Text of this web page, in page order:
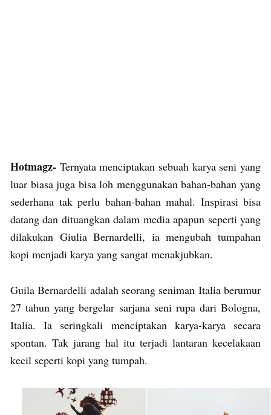
Hotmagz- Ternyata menciptakan sebuah karya seni yang
luar biasa juga bisa loh menggunakan bahan-bahan yang
sederhana tak perlu bahan-bahan mahal. Inspirasi bisa
datang dan dituangkan dalam media apapun seperti yang
dilakukan Giulia Bernardelli, ia mengubah tumpahan
kopi menjadi karya yang sangat menakjubkan.
Guila Bernardelli adalah seorang seniman Italia berumur
27 tahun yang bergelar sarjana seni rupa dari Bologna,
Italia. Ia seringkali menciptakan karya-karya secara
spontan. Tak jarang hal itu terjadi lantaran kecelakaan
kecil seperti kopi yang tumpah.